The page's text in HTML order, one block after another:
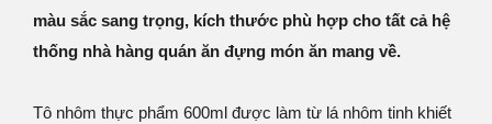
màu sắc sang trọng, kích thước phù hợp cho tất cả hệ
thống nhà hàng quán ăn đựng món ăn mang về.
Tô nhôm thực phẩm 600ml được làm từ lá nhôm tinh khiết